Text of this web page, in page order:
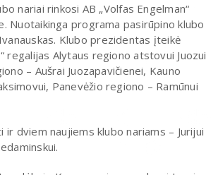
nariai rinkosi AB „Volfas Engelman“
Nuotaikinga programa pasirūpino klubo
Klubo prezidentas įteikė
regalijas Alytaus regiono atstovui Juozui
– Aušrai Juozapavičienei, Kauno
Panevėžio regiono – Ramūnui
ir dviem naujiems klubo nariams – Jurijui